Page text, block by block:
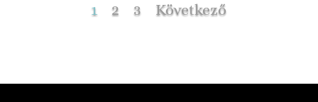
1 2 3 Következő